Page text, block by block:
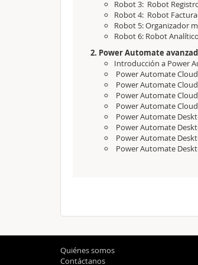
Robot 3: Robot
Robot 4: Robot
Robot 5: Organizador
Robot 6: Robot
2. Power Automate
Introducción a Power
Power Automate
Power Automate
Power Automate
Power Automate
Power Automate
Power Automate
Power Automate
Power Automate
Quiénes somos
Contáctanos